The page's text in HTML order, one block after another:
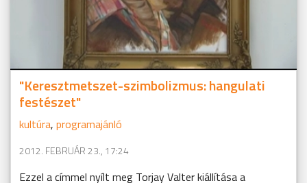
"Keresztmetszet-szimbolizmus: hangulati
festészet"
kultúra, programajánló
2012. FEBRUÁR 23., 17:24
Ezzel a címmel nyílt meg Torjay Valter kiállítása a